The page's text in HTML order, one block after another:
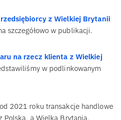
z Wielkiej Brytanii
szczegółowo w publikacji.
na rzecz klienta z Wielkiej
w podlinkowanym
2021 roku transakcje handlowe
Polską, a Wielką Brytanią,